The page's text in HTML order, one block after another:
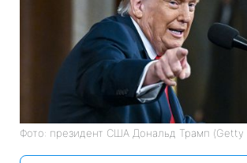
Фото: президент США Дональд Трамп (Getty